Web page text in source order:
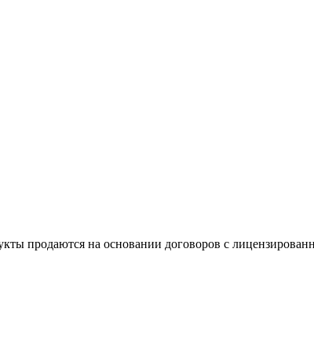
продаются на основании договоров с